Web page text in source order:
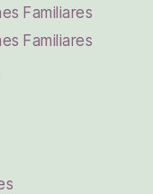
Familiares
Familiares